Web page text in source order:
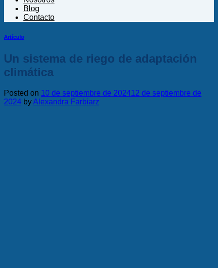
Blog
Contacto
Artículo
Un sistema de riego de adaptación
climática
Posted on 10 de septiembre de 202412 de septiembre de
2024 byAlexandra Farbiarz